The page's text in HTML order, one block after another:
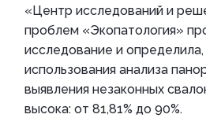
«Центр исследований и
проблем «Экопатология»
исследование и
использования анализа
выявления незаконных
высока: от 81,81% до 90%.